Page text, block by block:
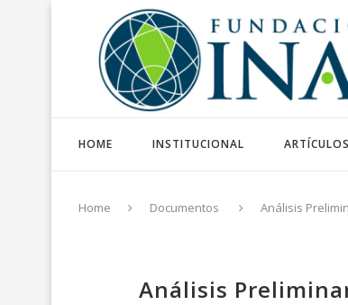
HOME INSTITUCIONAL ARTÍCULOS
Home Documentos Análisis
Análisis